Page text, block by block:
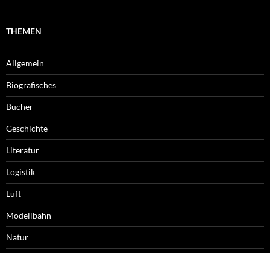
THEMEN
Allgemein
Biografisches
Bücher
Geschichte
Literatur
Logistik
Luft
Modellbahn
Natur